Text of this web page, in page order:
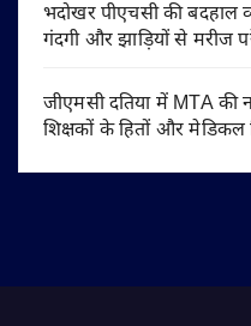
भदोखर पीएचसी की बदहाल
गंदगी और झाड़ियों से मरीज
जीएमसी दतिया में MTA की
शिक्षकों के हितों और मेडिकल